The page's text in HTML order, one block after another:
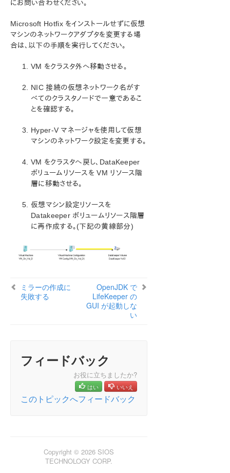
サーバログインアカウントおよびパスワードはク
システムイベントログ – GUI でのミラー作成の
失敗
以前のインストールパスを確認できない
ユーザインターフェース – ミラーの片側しか表
Windowsを復元した結果、ロックされたRAW状
態の共有ストレージ
Windows Server 2016 固有の問題
制限事項
トラブルシューティング
アプリケーションリカバリーキット
SIOS Protection Suite/LifeKeeper for Windows サ
ポートマトリックス
プロダクトライフサイクル
にお問い合わせください。
Microsoft Hotfix をインストールせずに仮想
マシンのネットワークアダプタを変更する場
合は、以下の手順を実行してください。
VM をクラスタ外へ移動させる。
NIC 接続の仮想ネットワーク名がす
べてのクラスタノードで一意であるこ
とを確認する。
Hyper-V マネージャを使用して仮想
マシンのネットワーク設定を変更する。
VM をクラスタへ戻し、DataKeeper
ボリュームリソースを VM リソース階
層に移動させる。
仮想マシン設定リソースを
Datakeeper ボリュームリソース階層
に再作成する。(下記の黄線部分)
ミラーの作成に
失敗する
OpenJDK で
LifeKeeper の
GUI が起動しな
い
フィードバック
お役に立ちましたか?
はい いいえ
このトピックへフィードバック
Copyright © 2026 SIOS
TECHNOLOGY CORP.